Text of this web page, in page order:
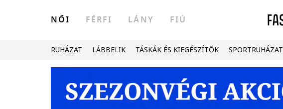
NŐI FÉRFI LÁNY FIÚ
RUHÁZAT LÁBBELIK TÁSKÁK ÉS KIEGÉSZÍTŐK SPORTRUHÁZAT